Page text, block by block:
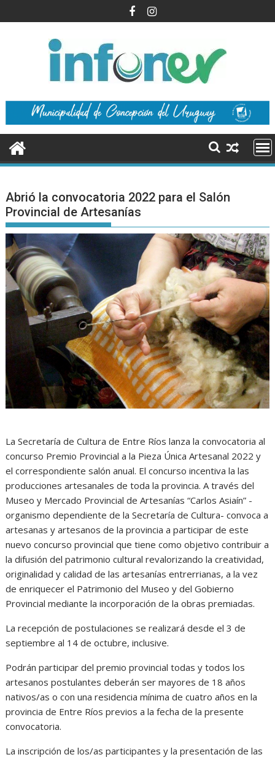
al
Abrió la convocatoria 2022 para el Salón
Provincial de Artesanías
La Secretaría de Cultura de Entre Ríos lanza la convocatoria al
concurso Premio Provincial a la Pieza Única Artesanal 2022 y
el correspondiente salón anual. El concurso incentiva la las
producciones artesanales de toda la provincia. A través del
Museo y Mercado Provincial de Artesanías “Carlos Asiaín” -
organismo dependiente de la Secretaría de Cultura- convoca a
artesanas y artesanos de la provincia a participar de este
nuevo concurso provincial que tiene como objetivo contribuir a
la difusión del patrimonio cultural revalorizando la creatividad,
originalidad y calidad de las artesanías entrerrianas, a la vez
de enriquecer el Patrimonio del Museo y del Gobierno
Provincial mediante la incorporación de la obras premiadas.
La recepción de postulaciones se realizará desde el 3 de
septiembre al 14 de octubre, inclusive.
Podrán participar del premio provincial todas y todos los
artesanos postulantes deberán ser mayores de 18 años
nativos/as o con una residencia mínima de cuatro años en la
provincia de Entre Ríos previos a la fecha de la presente
convocatoria.
La inscripción de los/as participantes y la presentación de las